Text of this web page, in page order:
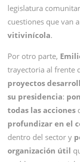
legislatura
cuestiones que van
vitivinícola.
Por otro parte,
trayectoria al frente
proyectos
su presidencia:
todas las acciones
profundizar en el
dentro del sector y
organización útil